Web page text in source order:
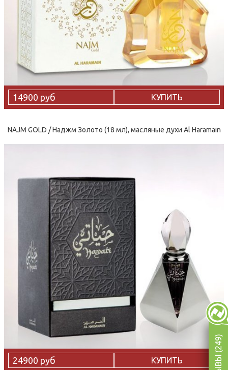
14900 руб КУПИТЬ
NAJM GOLD / Наджм Золото (18 мл), масляные духи Al Haramain
24900 руб КУПИТЬ